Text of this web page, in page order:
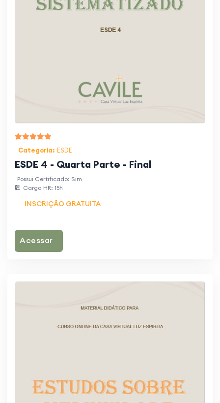
Categoria: ESDE
ESDE 4 - Quarta Parte - Final
Possui Certificado: Sim
Carga HR: 15h
INSCRIÇÃO GRATUITA
Acessar